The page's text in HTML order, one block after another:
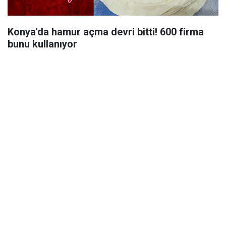
Konya'da hamur açma devri bitti! 600 firma
bunu kullanıyor